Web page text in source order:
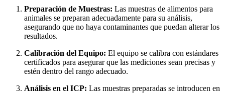
Preparación de Muestras: Las muestras de alimentos para
animales se preparan adecuadamente para su análisis,
asegurando que no haya contaminantes que puedan alterar los
resultados.
Calibración del Equipo: El equipo se calibra con estándares
certificados para asegurar que las mediciones sean precisas y
estén dentro del rango adecuado.
Análisis en el ICP: Las muestras preparadas se introducen en